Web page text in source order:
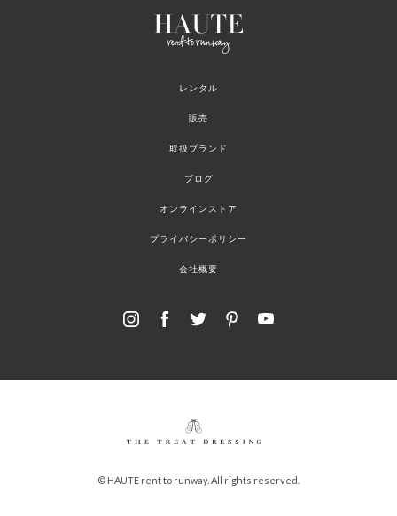
レンタル
販売
取扱ブランド
ブログ
オンラインストア
プライバシーポリシー
会社概要
© HAUTE rent to runway. All rights reserved.